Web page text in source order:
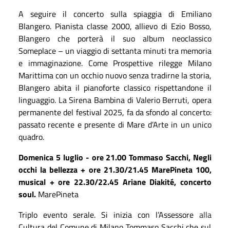
A seguire il concerto sulla spiaggia di Emiliano
Blangero. Pianista classe 2000, allievo di Ezio Bosso,
Blangero che porterà il suo album neoclassico
Someplace – un viaggio di settanta minuti tra memoria
e immaginazione. Come Prospettive rilegge Milano
Marittima con un occhio nuovo senza tradirne la storia,
Blangero abita il pianoforte classico rispettandone il
linguaggio. La Sirena Bambina di Valerio Berruti, opera
permanente del festival 2025, fa da sfondo al concerto:
passato recente e presente di Mare d’Arte in un unico
quadro.
Domenica 5 luglio - ore 21.00 Tommaso Sacchi, Negli
occhi la bellezza + ore 21.30/21.45 MarePineta 100,
musical + ore 22.30/22.45 Ariane Diakité, concerto
soul. MarePineta
Triplo evento serale. Si inizia con l’Assessore alla